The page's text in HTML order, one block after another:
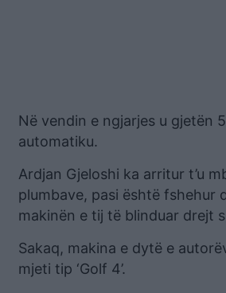
Në vendin e ngjarjes u gjetën
automatiku.
Ardjan Gjeloshi ka arritur t’u
plumbave, pasi është fshehur
makinën e tij të blinduar drejt
Sakaq, makina e dytë e
mjeti tip ‘Golf 4’.